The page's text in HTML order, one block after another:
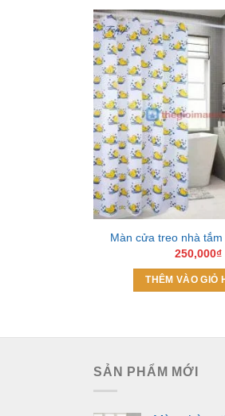
Màn cửa treo nhà
250,000₫
THÊM VÀO GIỎ
SẢN PHẨM MỚI